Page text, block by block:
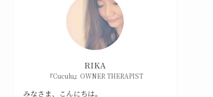
RIKA
『Cuculu』OWNER THERAPIST
みなさま、こんにちは。